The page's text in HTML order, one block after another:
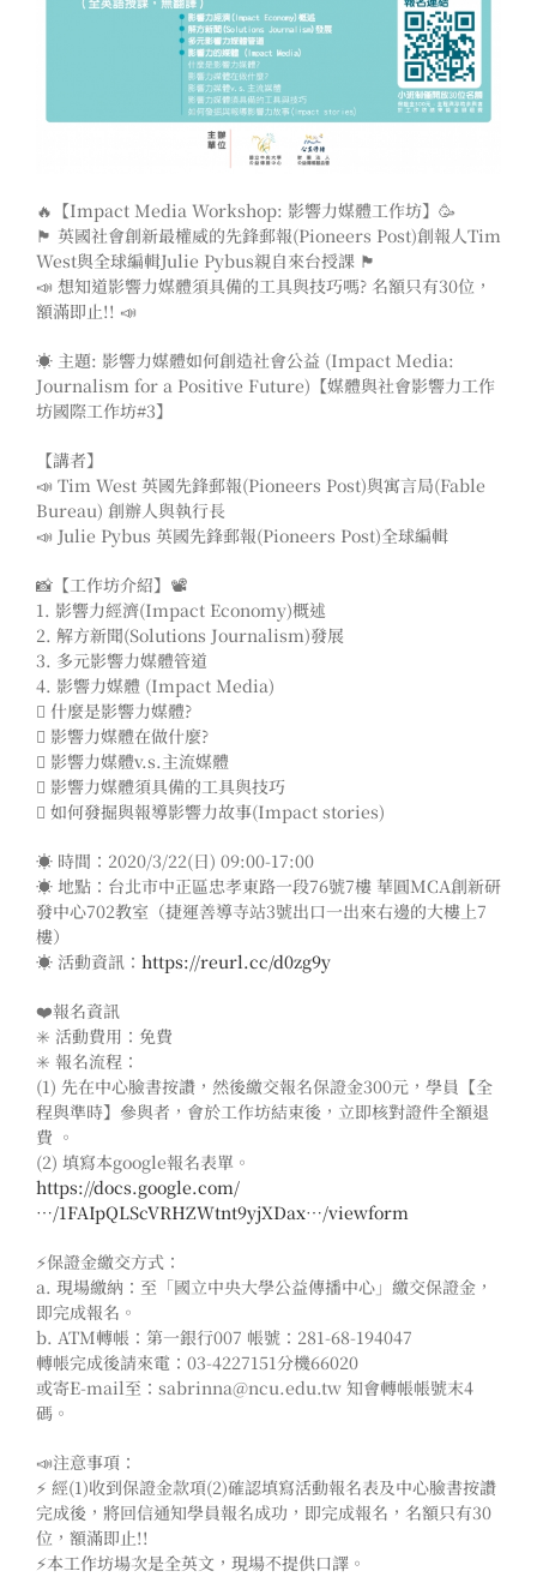
🔥 【Impact Media Workshop: 影響力媒體工作坊】 🥳
🏴󠁧󠁢󠁥󠁮󠁧󠁿 英國社會創新最權威的先鋒郵報(Pioneers Post)創報人Tim
West與全球編輯Julie Pybus親自來台授課 🏴󠁧󠁢󠁥󠁮󠁧󠁿
📣 想知道影響力媒體須具備的工具與技巧嗎? 名額只有30位，
額滿即止!! 📣
☀️ 主題: 影響力媒體如何創造社會公益 (Impact Media:
Journalism for a Positive Future)【媒體與社會影響力工作
坊國際工作坊#3】
【講者】
📣 Tim West 英國先鋒郵報(Pioneers Post)與寓言局(Fable
Bureau) 創辦人與執行長
📣 Julie Pybus 英國先鋒郵報(Pioneers Post)全球編輯
📸 【工作坊介紹】 📽
1. 影響力經濟(Impact Economy)概述
2. 解方新聞(Solutions Journalism)發展
3. 多元影響力媒體管道
4. 影響力媒體 (Impact Media)
 什麼是影響力媒體?
 影響力媒體在做什麼?
 影響力媒體v.s.主流媒體
 影響力媒體須具備的工具與技巧
 如何發掘與報導影響力故事(Impact stories)
☀️ 時間：2020/3/22(日) 09:00-17:00
☀️ 地點：台北市中正區忠孝東路一段76號7樓 華圓MCA創新研
發中心702教室（捷運善導寺站3號出口一出來右邊的大樓上7
樓）
☀️ 活動資訊： https://reurl.cc/d0zg9y
❤️報名資訊
✳️ 活動費用：免費
✳️ 報名流程：
(1) 先在中心臉書按讚，然後繳交報名保證金300元，學員【全
程與準時】參與者，會於工作坊結束後，立即核對證件全額退
費 。
(2) 填寫本google報名表單。
https://docs.google.com/
…/1FAIpQLScVRHZWtnt9yjXDax…/viewform
⚡️保證金繳交方式：
a. 現場繳納：至「國立中央大學公益傳播中心」繳交保證金，
即完成報名。
b. ATM轉帳：第一銀行007 帳號：281-68-194047
轉帳完成後請來電：03-4227151分機66020
或寄E-mail至：sabrinna@ncu.edu.tw 知會轉帳帳號末4
碼。
📣注意事項：
⚡️ 經(1)收到保證金款項(2)確認填寫活動報名表及中心臉書按讚
完成後，將回信通知學員報名成功，即完成報名，名額只有30
位，額滿即止!!
⚡️本工作坊場次是全英文，現場不提供口譯。